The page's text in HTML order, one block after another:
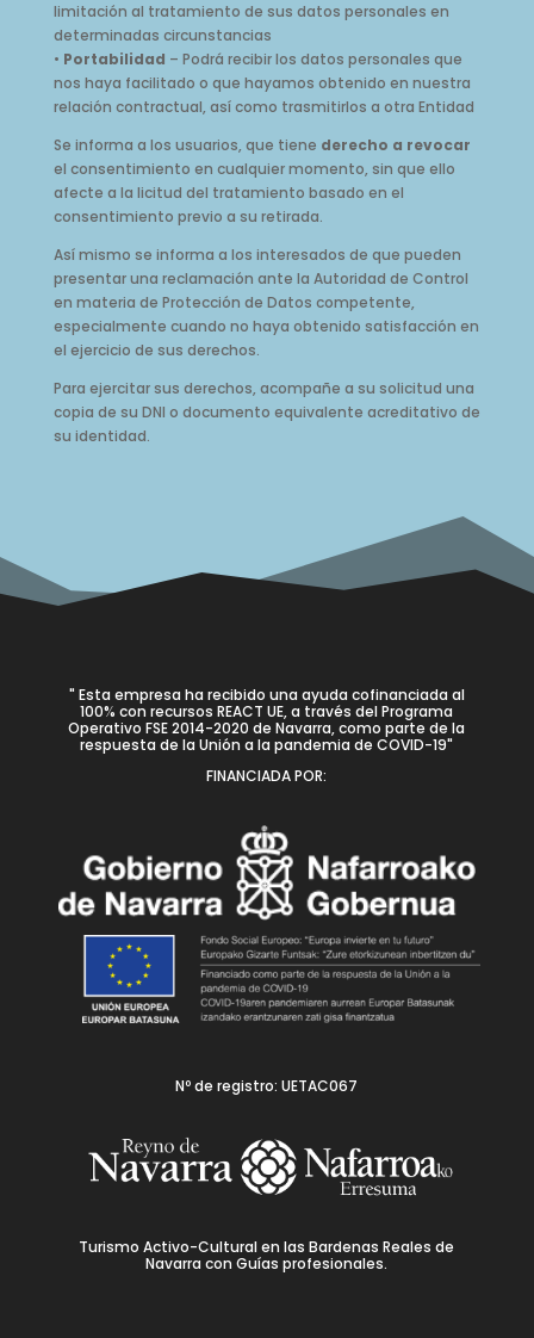
limitación al tratamiento de sus datos personales en
determinadas circunstancias
• Portabilidad – Podrá recibir los datos personales que
nos haya facilitado o que hayamos obtenido en nuestra
relación contractual, así como trasmitirlos a otra Entidad
Se informa a los usuarios, que tiene derecho a revocar
el consentimiento en cualquier momento, sin que ello
afecte a la licitud del tratamiento basado en el
consentimiento previo a su retirada.
Así mismo se informa a los interesados de que pueden
presentar una reclamación ante la Autoridad de Control
en materia de Protección de Datos competente,
especialmente cuando no haya obtenido satisfacción en
el ejercicio de sus derechos.
Para ejercitar sus derechos, acompañe a su solicitud una
copia de su DNI o documento equivalente acreditativo de
su identidad.
" Esta empresa ha recibido una ayuda cofinanciada al
100% con recursos REACT UE, a través del Programa
Operativo FSE 2014-2020 de Navarra, como parte de la
respuesta de la Unión a la pandemia de COVID-19"
FINANCIADA POR:
Nº de registro: UETAC067
Turismo Activo-Cultural en las Bardenas Reales de
Navarra con Guías profesionales.